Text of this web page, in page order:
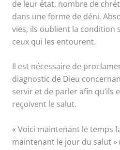
de leur état, nombre de
dans une forme de déni.
vies, ils oublient la condition
ceux qui les entourent.
Il est nécessaire de
diagnostic de Dieu
servir et de parler afin qu’ils
reçoivent le salut.
« Voici maintenant le temps
maintenant le jour du salut »